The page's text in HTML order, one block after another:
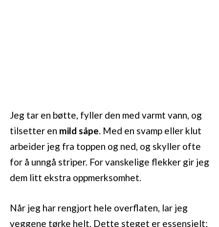
Jeg tar en bøtte, fyller den med varmt vann, og
tilsetter en mild såpe. Med en svamp eller klut
arbeider jeg fra toppen og ned, og skyller ofte
for å unngå striper. For vanskelige flekker gir jeg
dem litt ekstra oppmerksomhet.
Når jeg har rengjort hele overflaten, lar jeg
veggene tørke helt. Dette steget er essensielt;